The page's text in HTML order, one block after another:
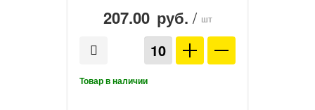
207.00 руб. / шт